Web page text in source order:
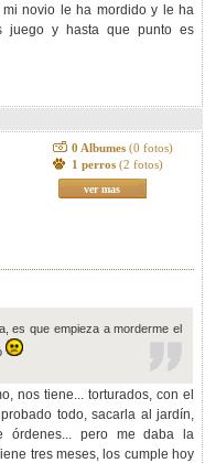
novio le ha mordido y le ha
juego y hasta que punto es
0 Albumes (0 fotos)
1 perros (2 fotos)
ver mas
es que empieza a morderme el
nos tiene... torturados, con el
todo, sacarla al jardín,
órdenes... pero me daba la
tres meses, los cumple hoy